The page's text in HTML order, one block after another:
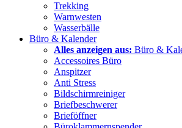
Trekking
Warnwesten
Wasserbälle
Büro & Kalender
Alles anzeigen aus: Büro &
Accessoires Büro
Anspitzer
Anti Stress
Bildschirmreiniger
Briefbeschwerer
Brieföffner